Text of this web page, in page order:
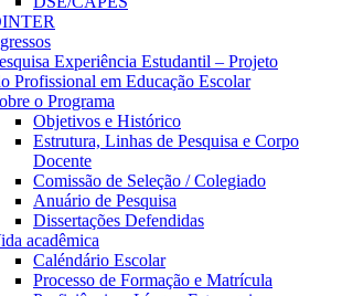
Experiência Estudantil – Projeto
Profissional em Educação Escolar
o Programa
Objetivos e Histórico
Estrutura, Linhas de Pesquisa e Corpo
Docente
Comissão de Seleção / Colegiado
Anuário de Pesquisa
Dissertações Defendidas
acadêmica
Caléndário Escolar
Processo de Formação e Matrícula